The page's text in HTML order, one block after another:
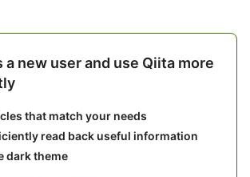
a new user and use Qiita more
that match your needs
read back useful information
dark theme